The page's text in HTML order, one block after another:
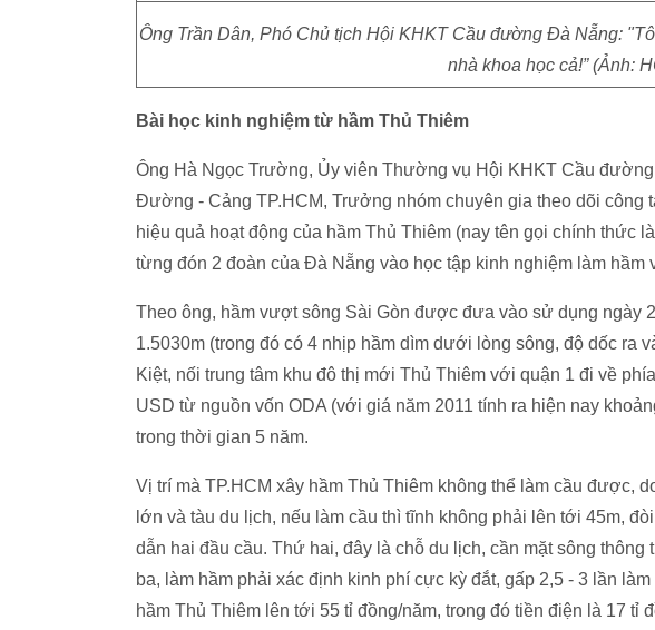
Ông Trần Dân, Phó Chủ tịch Hội KHKT Cầu đường Đà Nẵng:
nhà khoa học cả!” (Ảnh:
Bài học kinh nghiệm từ hầm Thủ Thiêm
Ông Hà Ngọc Trường, Ủy viên Thường vụ Hội KHKT Cầu
Đường - Cảng TP.HCM, Trưởng nhóm chuyên gia theo dõi công
hiệu quả hoạt động của hầm Thủ Thiêm (nay tên gọi chính thức
từng đón 2 đoàn của Đà Nẵng vào học tập kinh nghiệm làm hầm
Theo ông, hầm vượt sông Sài Gòn được đưa vào sử dụng ngày
1.5030m (trong đó có 4 nhịp hầm dìm dưới lòng sông, độ dốc ra
Kiệt, nối trung tâm khu đô thị mới Thủ Thiêm với quận 1 đi về
USD từ nguồn vốn ODA (với giá năm 2011 tính ra hiện nay
trong thời gian 5 năm.
Vị trí mà TP.HCM xây hầm Thủ Thiêm không thể làm cầu được,
lớn và tàu du lịch, nếu làm cầu thì tĩnh không phải lên tới 45m,
dẫn hai đầu cầu. Thứ hai, đây là chỗ du lịch, cần mặt sông
ba, làm hầm phải xác định kinh phí cực kỳ đắt, gấp 2,5 - 3 lần
hầm Thủ Thiêm lên tới 55 tỉ đồng/năm, trong đó tiền điện là 17 tỉ